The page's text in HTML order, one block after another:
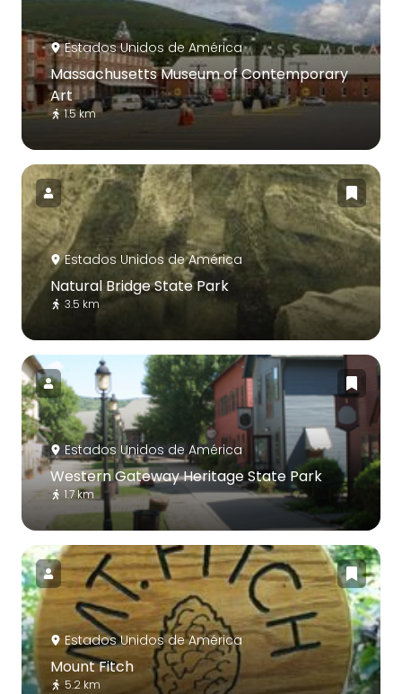
Estados Unidos de América
Massachusetts Museum of Contemporary
Art
1.5 km
Estados Unidos de América
Natural Bridge State Park
3.5 km
Estados Unidos de América
Western Gateway Heritage State Park
1.7 km
Estados Unidos de América
Mount Fitch
5.2 km